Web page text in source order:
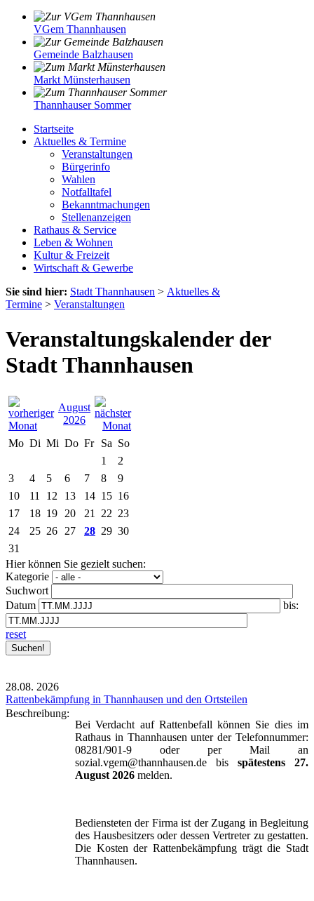
VGem Thannhausen
Gemeinde Balzhausen
Markt Münsterhausen
Thannhauser Sommer
Startseite
Aktuelles & Termine
Veranstaltungen
Bürgerinfo
Wahlen
Notfalltafel
Bekanntmachungen
Stellenanzeigen
Rathaus & Service
Leben & Wohnen
Kultur & Freizeit
Wirtschaft & Gewerbe
Sie sind hier: Stadt Thannhausen > Aktuelles &
Termine > Veranstaltungen
Veranstaltungskalender der
Stadt Thannhausen
August
2026
Mo Di Mi Do Fr Sa So
1
2
3
4 5 6 7 8
9
10
11 12 13 14 15 16
17
18 19 20 21 22 23
24
25 26 27 28 29 30
31
Hier können Sie gezielt suchen:
Kategorie
Suchwort
Datum
bis:
reset
28.08. 2026
Rattenbekämpfung in Thannhausen und den Ortsteilen
Beschreibung:
Bei Verdacht auf Rattenbefall können Sie dies im
Rathaus in Thannhausen unter der Telefonnummer:
08281/901-9 oder per Mail an
sozial.vgem@thannhausen.de bis spätestens 27.
August 2026 melden.
Bediensteten der Firma ist der Zugang in Begleitung
des Hausbesitzers oder dessen Vertreter zu gestatten.
Die Kosten der Rattenbekämpfung trägt die Stadt
Thannhausen.